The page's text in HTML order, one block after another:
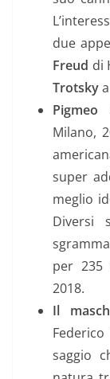
due
Freud di
Trotsky
Pigmeo
Milano,
super
meglio
Diversi
per 235
2018.
Il
saggio